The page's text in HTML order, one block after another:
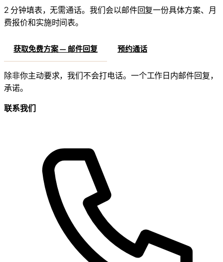
2 分钟填表，无需通话。我们会以邮件回复一份具体方案、月
费报价和实施时间表。
获取免费方案 — 邮件回复 预约通话
除非你主动要求，我们不会打电话。一个工作日内邮件回复，
承诺。
联系我们